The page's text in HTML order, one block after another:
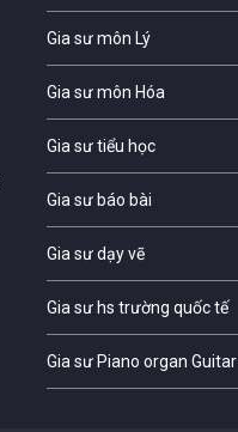
Gia sư môn Lý
Gia sư môn Hóa
Gia sư tiểu học
Gia sư báo bài
Gia sư dạy vẽ
Gia sư hs trường quốc tế
Gia sư Piano organ Guitar